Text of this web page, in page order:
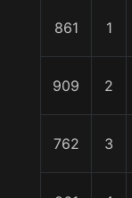
861 1
909 2
762 3